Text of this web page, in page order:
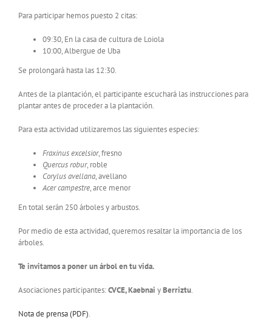
Para participar hemos puesto 2 citas:
09:30, En la casa de cultura de Loiola
10:00, Albergue de Uba
Se prolongará hasta las 12:30.
Antes de la plantación, el participante escuchará las instrucciones para
plantar antes de proceder a la plantación.
Para esta actividad utilizaremos las siguientes especies:
Fraxinus excelsior, fresno
Quercus robur, roble
Corylus avellana, avellano
Acer campestre, arce menor
En total serán 250 árboles y arbustos.
Por medio de esta actividad, queremos resaltar la importancia de los
árboles.
Te invitamos a poner un árbol en tu vida.
Asociaciones participantes:CVCE, Kaebnai yBerriztu.
Nota de prensa (PDF).